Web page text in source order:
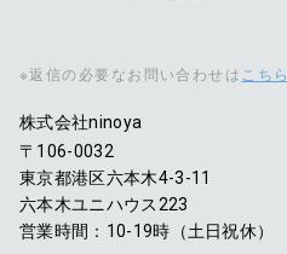
※返信の必要なお問い合わせは こちら
株式会社ninoya
〒106-0032
東京都港区六本木4-3-11
六本木ユニハウス223
営業時間：10-19時（土日祝休）